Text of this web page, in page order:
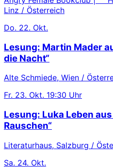
Linz / Österreich
Do. 22. Okt.
Lesung: Martin Mader
die Nacht“
Alte Schmiede, Wien /
Fr. 23. Okt. 19:30 Uhr
Lesung: Luka Leben
Rauschen“
Literaturhaus, Salzburg /
Sa. 24. Okt.